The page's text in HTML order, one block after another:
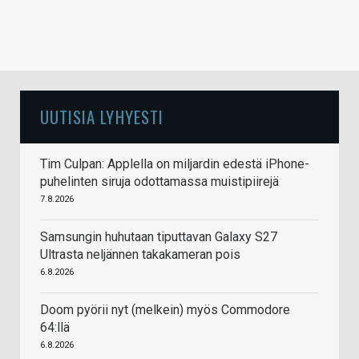
UUTISIA LYHYESTI
Tim Culpan: Applella on miljardin edestä iPhone-
puhelinten siruja odottamassa muistipiirejä
7.8.2026
Samsungin huhutaan tiputtavan Galaxy S27
Ultrasta neljännen takakameran pois
6.8.2026
Doom pyörii nyt (melkein) myös Commodore
64:llä
6.8.2026